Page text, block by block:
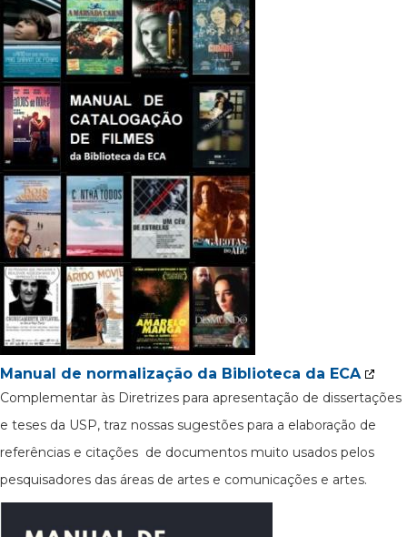
Manual de normalização da Biblioteca da ECA
Complementar às Diretrizes para apresentação de dissertações
e teses da USP, traz nossas sugestões para a elaboração de
referências e citações de documentos muito usados pelos
pesquisadores das áreas de artes e comunicações e artes.